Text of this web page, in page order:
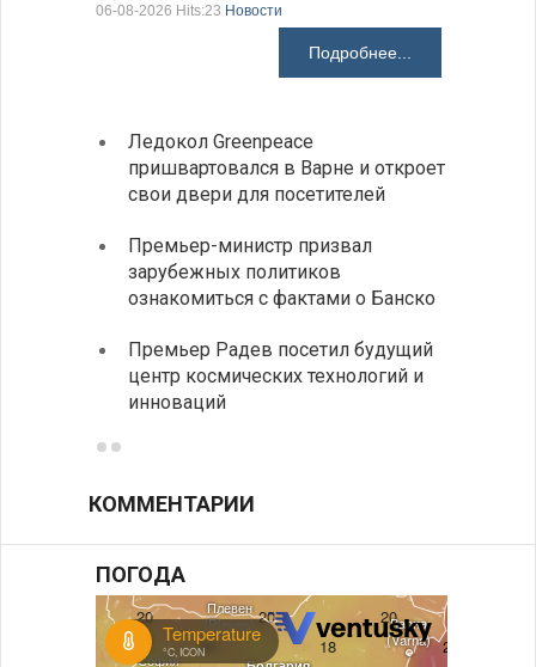
06-08-2026 Hits:23 Новости
Подробнее...
Ледокол Greenpeace
пришвартовался в Варне и откроет
свои двери для посетителей
Премьер-министр призвал
зарубежных политиков
ознакомиться с фактами о Банско
Премьер Радев посетил будущий
центр космических технологий и
инноваций
КОММЕНТАРИИ
ПОГОДА